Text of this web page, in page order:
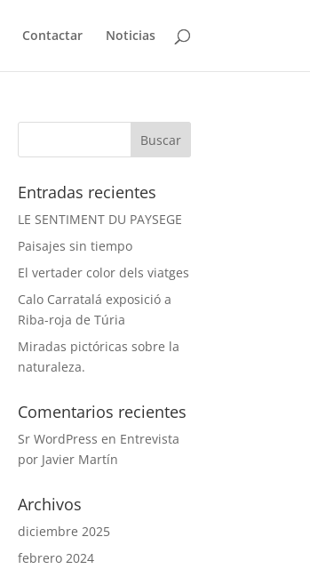
Contactar Noticias
Entradas recientes
LE SENTIMENT DU PAYSEGE
Paisajes sin tiempo
El vertader color dels viatges
Calo Carratalá exposició a
Riba-roja de Túria
Miradas pictóricas sobre la
naturaleza.
Comentarios recientes
Sr WordPress en Entrevista
por Javier Martín
Archivos
diciembre 2025
febrero 2024